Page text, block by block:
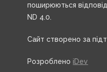
поширюються
ND 4.0.
Сайт створено за
Розроблено iDev